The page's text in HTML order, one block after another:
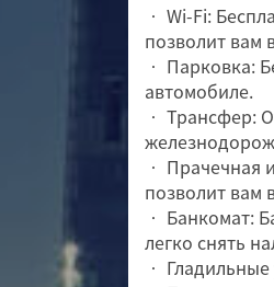
• Wi-Fi:
позволит вам
• Парковка:
автомобиле.
• Трансфер:
• Прачечная
позволит вам
• Банкомат:
легко снять
• Гладильные